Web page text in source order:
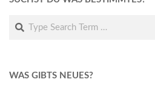
Search
WAS GIBTS NEUES?